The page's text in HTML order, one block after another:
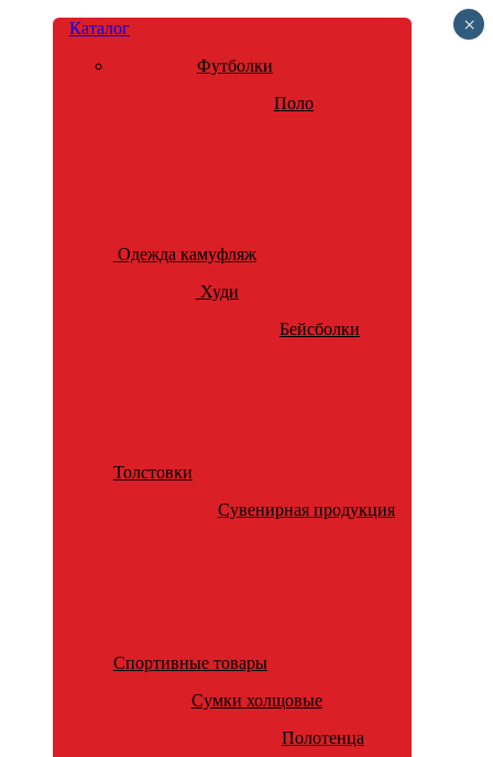
Каталог
Футболки
Поло
Одежда камуфляж
Худи
Бейсболки
Толстовки
Сувенирная продукция
Спортивные товары
Сумки холщовые
Полотенца
×